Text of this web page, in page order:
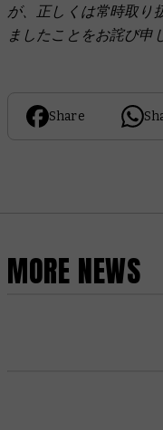
が、正しくは常時取り
ましたことをお詫び申
Share
MORE NEWS